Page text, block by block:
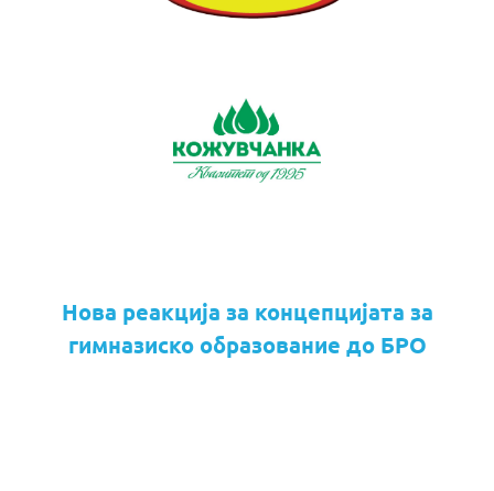
Нова реакција за концепцијата за
гимназиско образование до БРО